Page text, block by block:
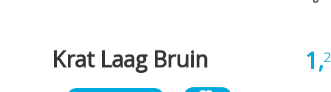
Krat Laag Bruin 1,